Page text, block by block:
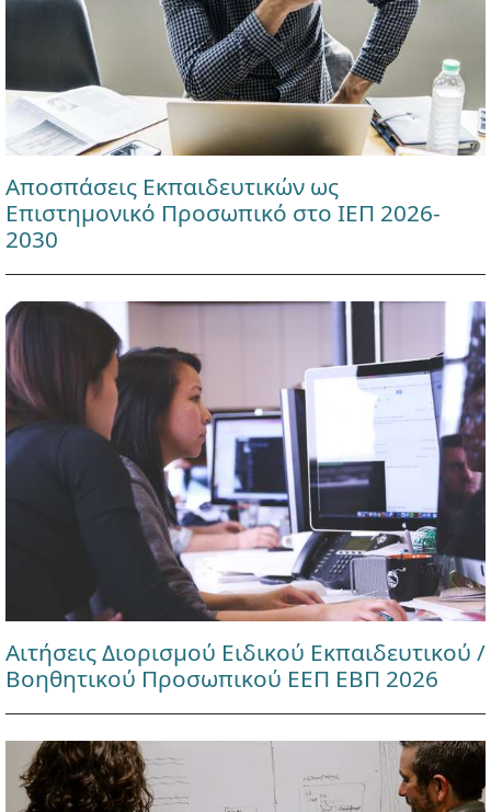
Αποσπάσεις Εκπαιδευτικών ως
Επιστημονικό Προσωπικό στο ΙΕΠ 2026-
2030
Αιτήσεις Διορισμού Ειδικού Εκπαιδευτικού /
Βοηθητικού Προσωπικού ΕΕΠ ΕΒΠ 2026